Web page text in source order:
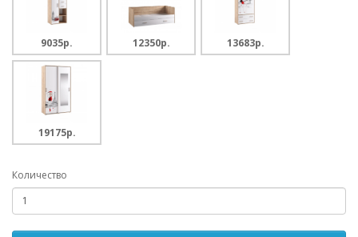
9035p. 12350p. 13683p.
19175p.
Количество